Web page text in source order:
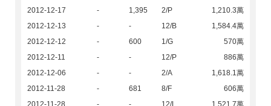
2012-12-17
- 1,395 2/P
1,210.3萬
2012-12-13
- - 12/B
1,584.4萬
2012-12-12
- 600 1/G
570萬
2012-12-11
- - 12/P
886萬
2012-12-06
- - 2/A
1,618.1萬
2012-11-28
- 681 8/F
606萬